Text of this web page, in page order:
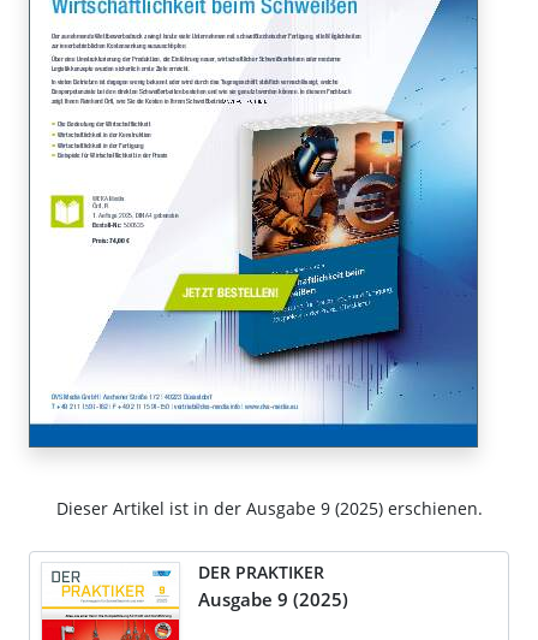
Dieser Artikel ist in der Ausgabe 9 (2025) erschienen.
DER PRAKTIKER
Ausgabe 9 (2025)